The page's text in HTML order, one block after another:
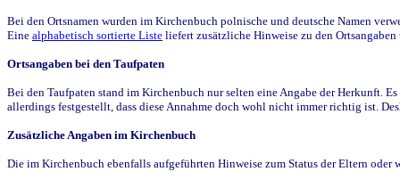
Bei den Ortsnamen wurden im Kirchenbuch polnische und deutsche Namen
Eine alphabetisch sortierte Liste liefert zusätzliche Hinweise zu den
Ortsangaben bei den Taufpaten
Bei den Taufpaten stand im Kirchenbuch nur selten eine Angabe der Herkunft.
allerdings festgestellt, dass diese Annahme doch wohl nicht immer richtig ist.
Zusätzliche Angaben im Kirchenbuch
Die im Kirchenbuch ebenfalls aufgeführten Hinweise zum Status der Eltern oder